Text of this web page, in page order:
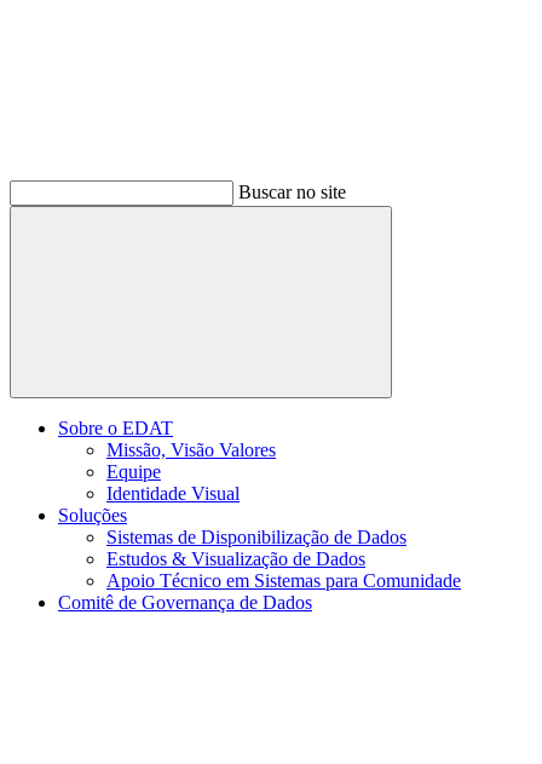
Buscar no site
Buscar
Sobre o EDAT
Missão, Visão Valores
Equipe
Identidade Visual
Soluções
Sistemas de Disponibilização de Dados
Estudos & Visualização de Dados
Apoio Técnico em Sistemas para Comunidade
Comitê de Governança de Dados